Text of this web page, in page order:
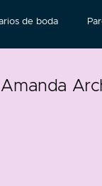
de boda